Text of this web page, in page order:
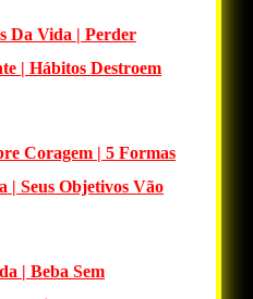
Da Vida | Perder
| Hábitos Destroem
Coragem | 5 Formas
| Seus Objetivos Vão
| Beba Sem